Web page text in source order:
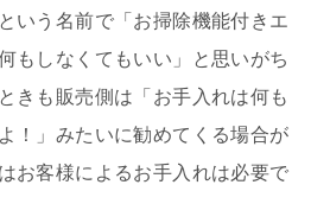
いう名前で「お掃除機能付きエ
もしなくてもいい」と思いがち
きも販売側は「お手入れは何も
！」みたいに勧めてくる場合が
お客様によるお手入れは必要で